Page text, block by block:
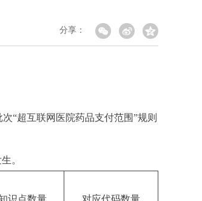
分享：
“超互联网医院药品支付范围”规则
。
识点数量 对应代码数量